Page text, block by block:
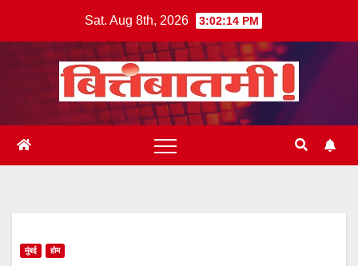
Sat. Aug 8th, 2026 3:02:14 PM
मुंबई होम